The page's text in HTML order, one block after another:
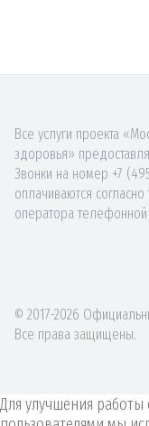
Все услуги проекта
здоровья»
Звонки на номер +7
оплачиваются
оператора телефонной
© 2017-2026
Все права защищены.
Для улучшения работы